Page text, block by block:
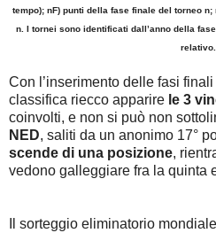
tempo); nF) punti della fase finale del torneo
n. I tornei sono identificati dall’anno della
relativo.
Con l’inserimento delle fasi
classifica riecco apparire le 3
coinvolti, e non si può non
NED, saliti da un anonimo 17°
scende di una posizione,
vedono galleggiare fra la quinta
Il sorteggio eliminatorio